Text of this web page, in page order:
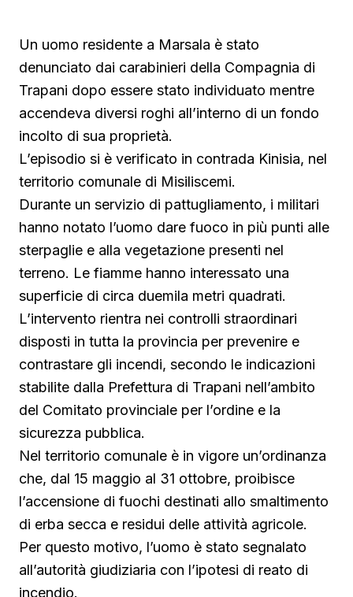
Un uomo residente a Marsala è stato
denunciato dai carabinieri della Compagnia di
Trapani dopo essere stato individuato mentre
accendeva diversi roghi all’interno di un fondo
incolto di sua proprietà.
L’episodio si è verificato in contrada Kinisia, nel
territorio comunale di Misiliscemi.
Durante un servizio di pattugliamento, i militari
hanno notato l’uomo dare fuoco in più punti alle
sterpaglie e alla vegetazione presenti nel
terreno. Le fiamme hanno interessato una
superficie di circa duemila metri quadrati.
L’intervento rientra nei controlli straordinari
disposti in tutta la provincia per prevenire e
contrastare gli incendi, secondo le indicazioni
stabilite dalla Prefettura di Trapani nell’ambito
del Comitato provinciale per l’ordine e la
sicurezza pubblica.
Nel territorio comunale è in vigore un’ordinanza
che, dal 15 maggio al 31 ottobre, proibisce
l’accensione di fuochi destinati allo smaltimento
di erba secca e residui delle attività agricole.
Per questo motivo, l’uomo è stato segnalato
all’autorità giudiziaria con l’ipotesi di reato di
incendio.